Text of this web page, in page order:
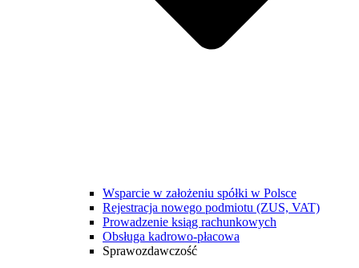
Wsparcie w założeniu spółki w Polsce
Rejestracja nowego podmiotu (ZUS, VAT)
Prowadzenie ksiąg rachunkowych
Obsługa kadrowo-płacowa
Sprawozdawczość